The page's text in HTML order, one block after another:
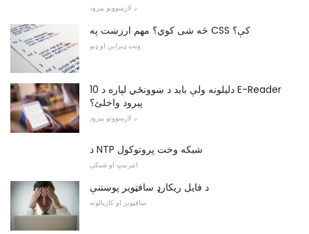
د لارښوونو پیرود
څه شی کوي؟ مهم ارزښت په CSS کې؟
ویب ډیزاین او ډیو
10 دلیلونه ولې باید د ښوونځي لپاره د E-Reader
پیرود واخلئ؟
د لارښوونو پیرود
د NTP شبکه وخت پروتوکول
انټرنیټ او شبکې
د فایل ریکارډ سافټویر پوښتنې
سافټویر او کاریالونه